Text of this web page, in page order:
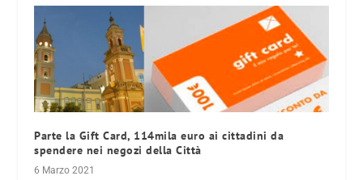
Parte la Gift Card, 114mila euro ai cittadini da
spendere nei negozi della Città
6 Marzo 2021